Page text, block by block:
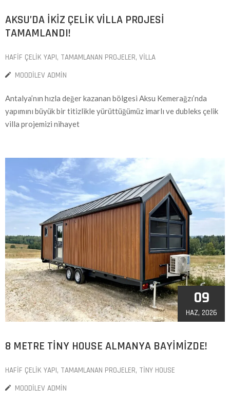
AKSU’DA İKIZ ÇELIK VILLA PROJESI
TAMAMLANDI!
HAFIF ÇELIK YAPI‚ TAMAMLANAN PROJELER‚ VILLA
MOODILEV ADMIN
Antalya’nın hızla değer kazanan bölgesi Aksu Kemerağzı’nda
yapımını büyük bir titizlikle yürüttüğümüz imarlı ve dubleks çelik
villa projemizi nihayet
09
HAZ, 2026
8 METRE TINY HOUSE ALMANYA BAYIMIZDE!
HAFIF ÇELIK YAPI‚ TAMAMLANAN PROJELER‚ TINY HOUSE
MOODILEV ADMIN